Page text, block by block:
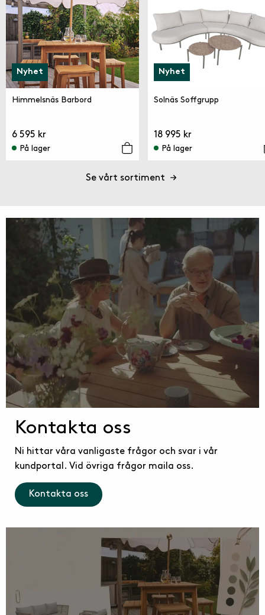
Nyhet
Himmelsnäs Barbord
6 595 kr
På lager
Nyhet
Solnäs Soffgrupp
18 995 kr
På lager
Se vårt sortiment
Kontakta oss
Ni hittar våra vanligaste frågor och svar i vår
kundportal. Vid övriga frågor maila oss.
Kontakta oss